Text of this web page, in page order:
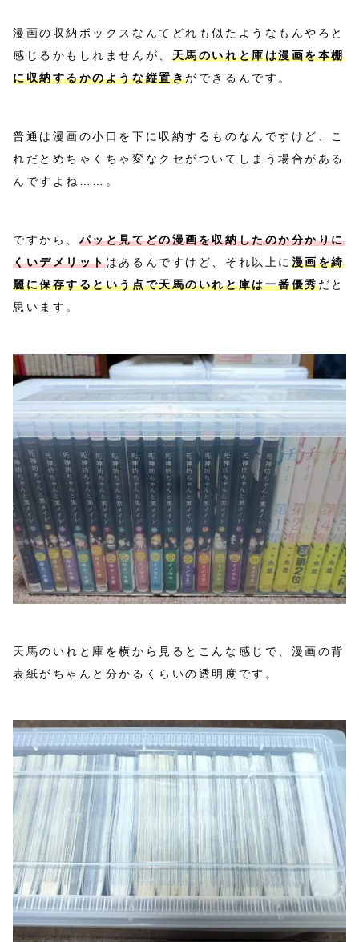
漫画の収納ボックスなんてどれも似たようなもんやろと
感じるかもしれませんが、 天馬のいれと庫は漫画を本棚
に収納するかのような縦置きができるんです。
普通は漫画の小口を下に収納するものなんですけど、こ
れだとめちゃくちゃ変なクセがついてしまう場合がある
んですよね……。
ですから、 パッと見てどの漫画を収納したのか分かりに
くいデメリットはあるんですけど、それ以上に 漫画を綺
麗に保存するという点で天馬のいれと庫は一番優秀だと
思います。
天馬のいれと庫を横から見るとこんな感じで、漫画の背
表紙がちゃんと分かるくらいの透明度です。